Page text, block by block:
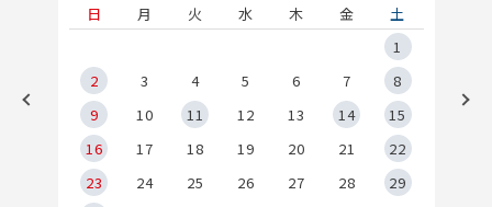
日
月 火 水 木 金
土
1
2
3 4 5 6 7
8
9
10 11 12 13 14
15
16
17 18 19 20 21
22
23
24 25 26 27 28
29